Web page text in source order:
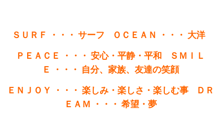
ＳＵＲＦ ・・・ サーフ ＯＣＥＡＮ ・・・ 大洋
ＰＥＡＣＥ ・・・ 安心・平静・平和
ＳＭＩＬ
Ｅ ・・・ 自分、家族、友達の笑顔
ＥＮＪＯＹ ・・・ 楽しみ・楽しさ・楽しむ事
ＤＲ
ＥＡＭ ・・・ 希望・夢